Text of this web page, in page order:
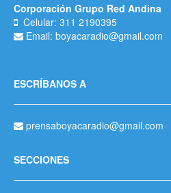
Corporación Grupo Red Andina
Celular: 311 2190395
Email: boyacaradio@gmail.com
ESCRÍBANOS A
prensaboyacaradio@gmail.com
SECCIONES